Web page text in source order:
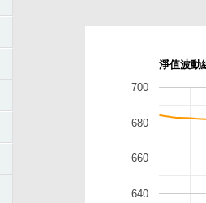
淨值波動
640
660
680
700